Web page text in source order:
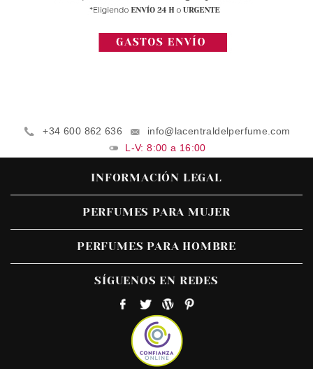
+34 600 862 636
info@lacentraldelperfume.com
L-V: 8:00 a 16:00
INFORMACIÓN LEGAL
PERFUMES PARA MUJER
PERFUMES PARA HOMBRE
SÍGUENOS EN REDES